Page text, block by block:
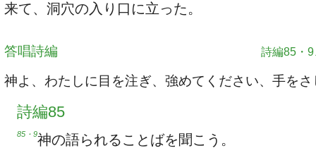
来て、洞穴の入り口に立った。
答唱詩編 詩編85・
神よ、わたしに目を注ぎ、強めてください、手を
詩編85
85・9神の語られることばを聞こう。